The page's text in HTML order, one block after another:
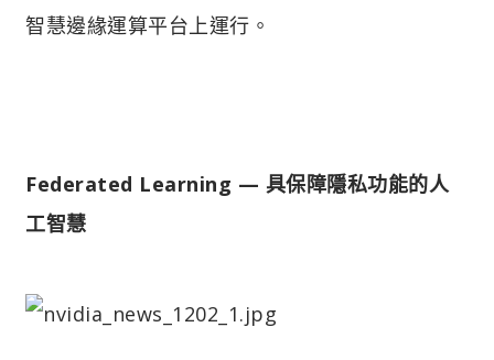
智慧邊緣運算平台上運行。
Federated Learning — 具保障隱私功能的人
工智慧